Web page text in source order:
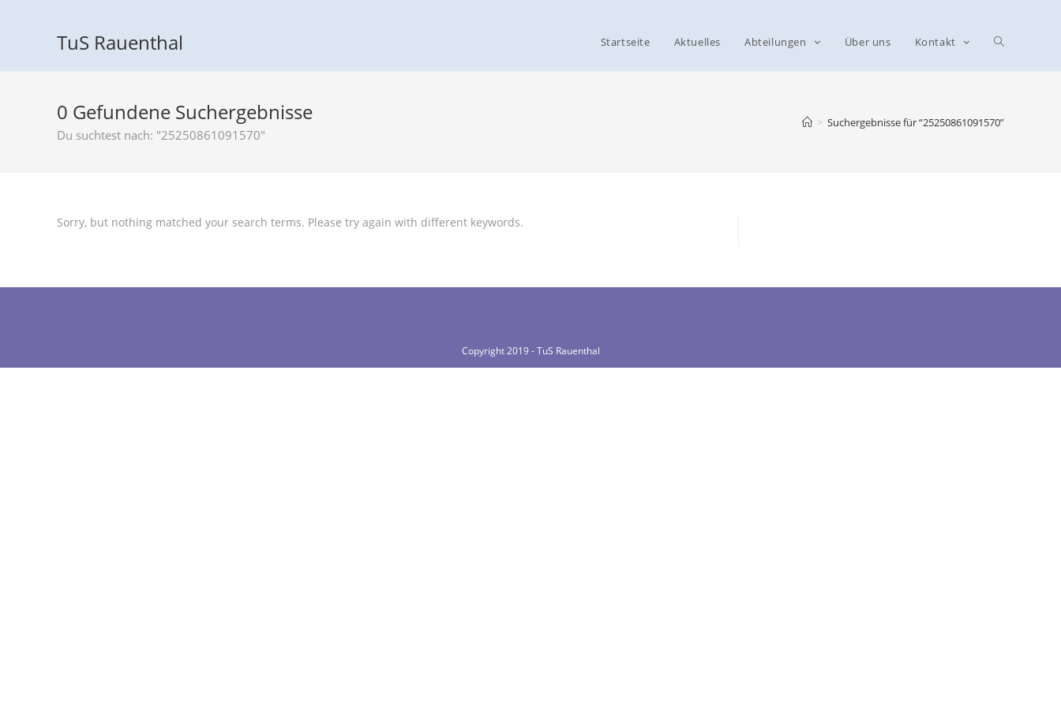
TuS Rauenthal Startseite Aktuelles Abteilungen Über uns Kontakt
0 Gefundene Suchergebnisse
Du suchtest nach: "25250861091570"
> Suchergebnisse für“25250861091570”
Sorry, but nothing matched your search terms. Please try again with different keywords.
Copyright 2019 - TuS Rauenthal